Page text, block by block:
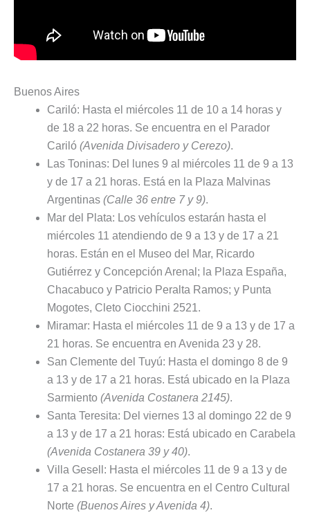
Buenos Aires
Cariló: Hasta el miércoles 11 de 10 a 14 horas y
de 18 a 22 horas. Se encuentra en el Parador
Cariló (Avenida Divisadero y Cerezo).
Las Toninas: Del lunes 9 al miércoles 11 de 9 a 13
y de 17 a 21 horas. Está en la Plaza Malvinas
Argentinas (Calle 36 entre 7 y 9).
Mar del Plata: Los vehículos estarán hasta el
miércoles 11 atendiendo de 9 a 13 y de 17 a 21
horas. Están en el Museo del Mar, Ricardo
Gutiérrez y Concepción Arenal; la Plaza España,
Chacabuco y Patricio Peralta Ramos; y Punta
Mogotes, Cleto Ciocchini 2521.
Miramar: Hasta el miércoles 11 de 9 a 13 y de 17 a
21 horas. Se encuentra en Avenida 23 y 28.
San Clemente del Tuyú: Hasta el domingo 8 de 9
a 13 y de 17 a 21 horas. Está ubicado en la Plaza
Sarmiento (Avenida Costanera 2145).
Santa Teresita: Del viernes 13 al domingo 22 de 9
a 13 y de 17 a 21 horas: Está ubicado en Carabela
(Avenida Costanera 39 y 40).
Villa Gesell: Hasta el miércoles 11 de 9 a 13 y de
17 a 21 horas. Se encuentra en el Centro Cultural
Norte (Buenos Aires y Avenida 4).